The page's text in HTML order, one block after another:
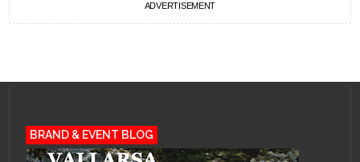
ADVERTISEMENT
BRAND & EVENT BLOG